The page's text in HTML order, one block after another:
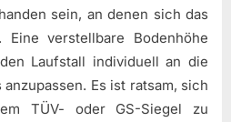
sein, an denen sich das
verstellbare Bodenhöhe
Laufstall individuell an die
Es ist ratsam, sich
TÜV- oder GS-Siegel zu